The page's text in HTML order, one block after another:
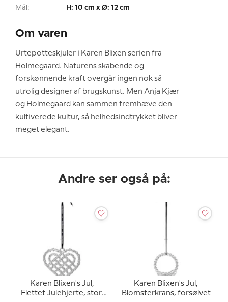
Mål: H: 10 cm x Ø: 12 cm
Om varen
Urtepotteskjuler i Karen Blixen serien fra
Holmegaard. Naturens skabende og
forskønnende kraft overgår ingen nok så
utrolig designer af brugskunst. Men Anja Kjær
og Holmegaard kan sammen fremhæve den
kultiverede kultur, så helhedsindtrykket bliver
meget elegant.
Andre ser også på:
Karen Blixen's Jul,
Flettet Julehjerte, stor,
Karen Blixen's Jul,
Blomsterkrans, forsølvet